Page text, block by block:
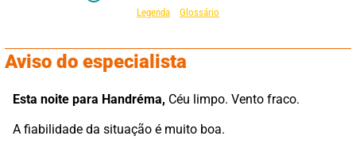
Legenda
Glossário
Aviso do especialista
Esta noite para Handréma, Céu limpo. Vento fraco.
A fiabilidade da situação é muito boa.